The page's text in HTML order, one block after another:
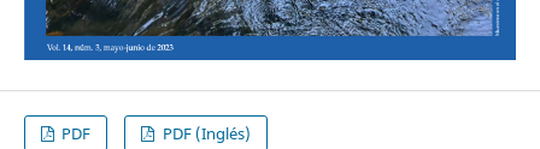
PDF PDF (Inglés)